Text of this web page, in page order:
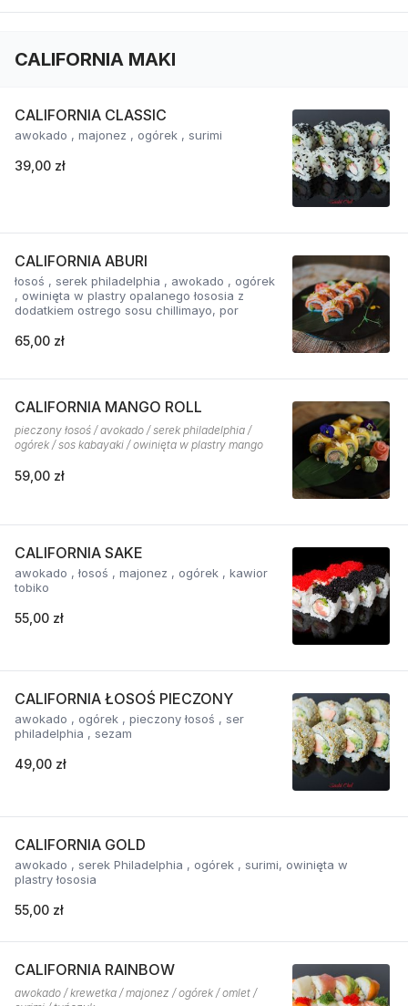
CALIFORNIA MAKI
CALIFORNIA CLASSIC
awokado , majonez , ogórek , surimi
39,00 zł
CALIFORNIA ABURI
łosoś , serek philadelphia , awokado , ogórek
, owinięta w plastry opalanego łososia z
dodatkiem ostrego sosu chillimayo, por
65,00 zł
CALIFORNIA MANGO ROLL
pieczony łosoś / avokado / serek philadelphia /
ogórek / sos kabayaki / owinięta w plastry mango
59,00 zł
CALIFORNIA SAKE
awokado , łosoś , majonez , ogórek , kawior
tobiko
55,00 zł
CALIFORNIA ŁOSOŚ PIECZONY
awokado , ogórek , pieczony łosoś , ser
philadelphia , sezam
49,00 zł
CALIFORNIA GOLD
awokado , serek Philadelphia , ogórek , surimi, owinięta w
plastry łososia
55,00 zł
CALIFORNIA RAINBOW
awokado / krewetka / majonez / ogórek / omlet /